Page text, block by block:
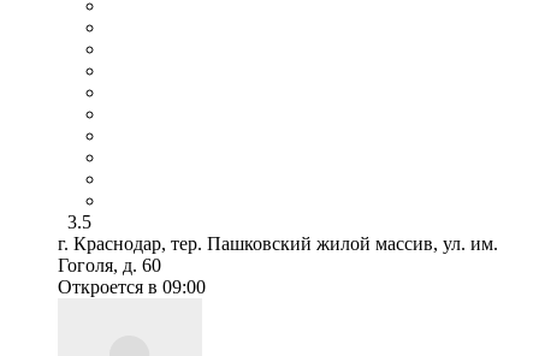
3.5
г. Краснодар, тер. Пашковский жилой массив, ул. им.
Гоголя, д. 60
Откроется в 09:00